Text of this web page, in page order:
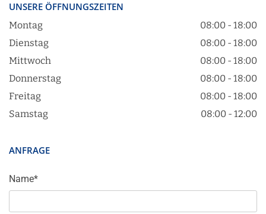
UNSERE ÖFFNUNGSZEITEN
Montag
08:00 - 18:00
Dienstag
08:00 - 18:00
Mittwoch
08:00 - 18:00
Donnerstag
08:00 - 18:00
Freitag
08:00 - 18:00
Samstag
08:00 - 12:00
ANFRAGE
Name*